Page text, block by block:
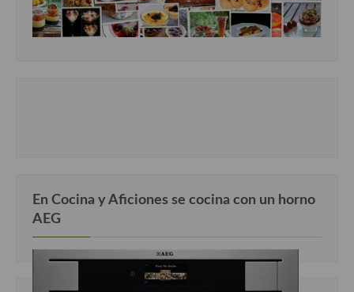
Cocina Ecuatoriana
Cocina libanesa
Cocina Armenia
En Cocina y Aficiones se cocina con un horno
AEG